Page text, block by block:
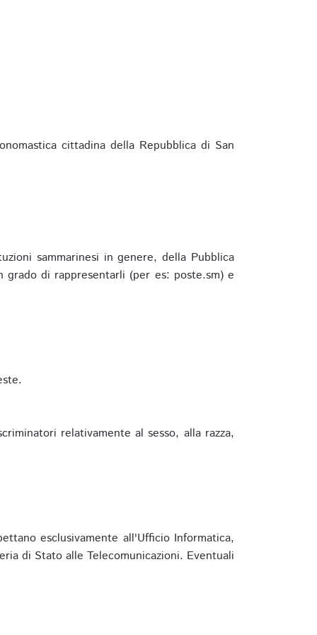
cittadina della Repubblica di San
sammarinesi in genere, della Pubblica
di rappresentarli (per es: poste.sm) e
relativamente al sesso, alla razza,
esclusivamente all'Ufficio Informatica,
di Stato alle Telecomunicazioni. Eventuali